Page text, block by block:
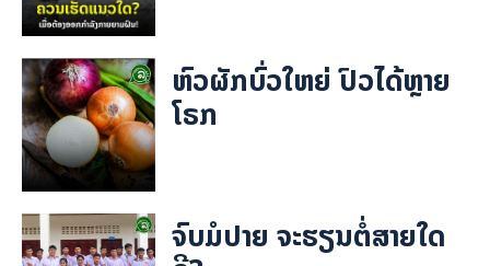
ຫົວຜັກບົ່ວໃຫຍ່ ປົວໄດ້ຫຼາຍ
ໂຣກ
ຈົບມໍປາຍ ຈະຮຽນຕໍ່ສາຍໃດ